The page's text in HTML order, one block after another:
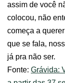
assim de você
colocou, não
começa a
que se fala,
já pra não ser.
Fonte: Grávida: